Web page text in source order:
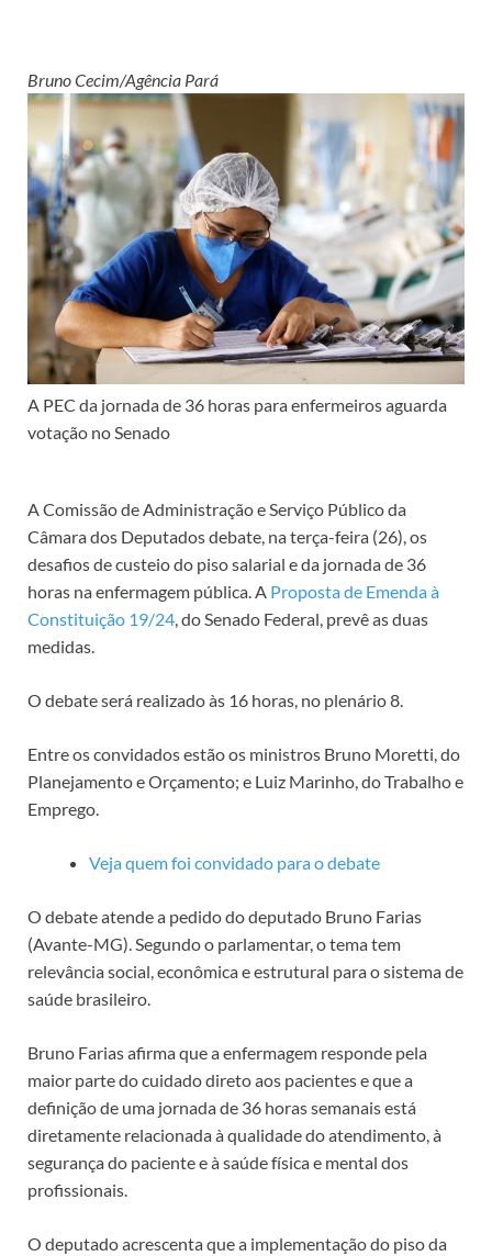
Bruno Cecim/Agência Pará
A PEC da jornada de 36 horas para enfermeiros aguarda
votação no Senado
A Comissão de Administração e Serviço Público da
Câmara dos Deputados debate, na terça-feira (26), os
desafios de custeio do piso salarial e da jornada de 36
horas na enfermagem pública. A Proposta de Emenda à
Constituição 19/24, do Senado Federal, prevê as duas
medidas.
O debate será realizado às 16 horas, no plenário 8.
Entre os convidados estão os ministros Bruno Moretti, do
Planejamento e Orçamento; e Luiz Marinho, do Trabalho e
Emprego.
Veja quem foi convidado para o debate
O debate atende a pedido do deputado Bruno Farias
(Avante-MG). Segundo o parlamentar, o tema tem
relevância social, econômica e estrutural para o sistema de
saúde brasileiro.
Bruno Farias afirma que a enfermagem responde pela
maior parte do cuidado direto aos pacientes e que a
definição de uma jornada de 36 horas semanais está
diretamente relacionada à qualidade do atendimento, à
segurança do paciente e à saúde física e mental dos
profissionais.
O deputado acrescenta que a implementação do piso da